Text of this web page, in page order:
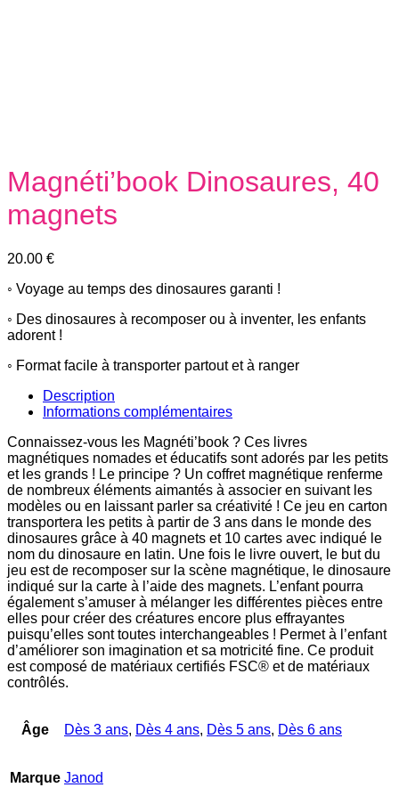
Magnéti’book Dinosaures, 40
magnets
20.00 €
◦ Voyage au temps des dinosaures garanti !
◦ Des dinosaures à recomposer ou à inventer, les enfants
adorent !
◦ Format facile à transporter partout et à ranger
Description
Informations complémentaires
Connaissez-vous les Magnéti’book ? Ces livres
magnétiques nomades et éducatifs sont adorés par les petits
et les grands ! Le principe ? Un coffret magnétique renferme
de nombreux éléments aimantés à associer en suivant les
modèles ou en laissant parler sa créativité ! Ce jeu en carton
transportera les petits à partir de 3 ans dans le monde des
dinosaures grâce à 40 magnets et 10 cartes avec indiqué le
nom du dinosaure en latin. Une fois le livre ouvert, le but du
jeu est de recomposer sur la scène magnétique, le dinosaure
indiqué sur la carte à l’aide des magnets. L’enfant pourra
également s’amuser à mélanger les différentes pièces entre
elles pour créer des créatures encore plus effrayantes
puisqu’elles sont toutes interchangeables ! Permet à l’enfant
d’améliorer son imagination et sa motricité fine. Ce produit
est composé de matériaux certifiés FSC® et de matériaux
contrôlés.
Âge Dès 3 ans, Dès 4 ans, Dès 5 ans, Dès 6 ans
Marque Janod